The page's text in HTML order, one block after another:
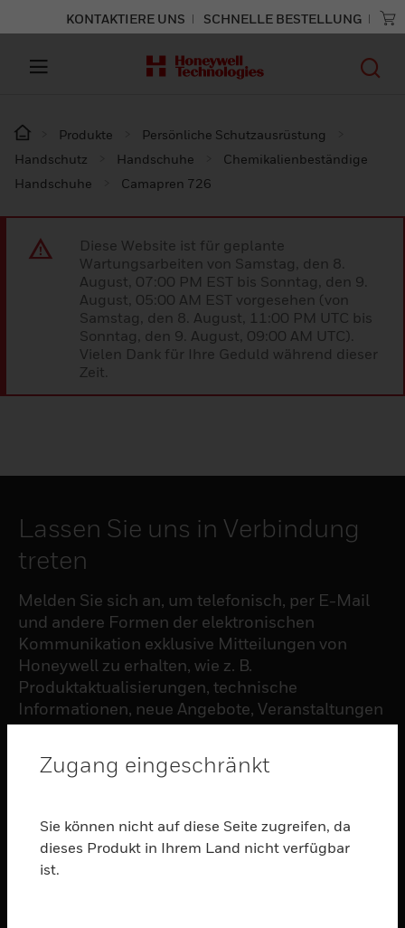
KONTAKTIERE UNS SCHNELLE BESTELLUNG
Produkte
Persönliche Schutzausrüstung
Handschutz
Handschuhe
Chemikalienbeständige
Handschuhe
Camapren 726
Diese Website ist für geplante
Wartungsarbeiten von Samstag, den 8.
August, 07:00 PM EST bis Sonntag, den 9.
August, 05:00 AM EST vorgesehen (von
Samstag, den 8. August, 11:00 PM UTC bis
Sonntag, den 9. August, 09:00 AM UTC).
Vielen Dank für Ihre Geduld während dieser
Zeit.
Lassen Sie uns in Verbindung
treten
Melden Sie sich an, um telefonisch, per E-Mail
und andere Formen der elektronischen
Kommunikation exklusive Mitteilungen von
Honeywell zu erhalten, wie z. B.
Produktaktualisierungen, technische
Informationen, neue Angebote, Veranstaltungen
und Neuigkeiten, Umfragen, Sonderangebote
PRODUKTE
Zugang eingeschränkt
Sie können nicht auf diese Seite zugreifen, da
dieses Produkt in Ihrem Land nicht verfügbar
ist.